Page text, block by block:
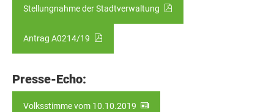
Stellungnahme der Stadtverwaltung
Antrag A0214/19
Presse-Echo:
Volksstimme vom 10.10.2019